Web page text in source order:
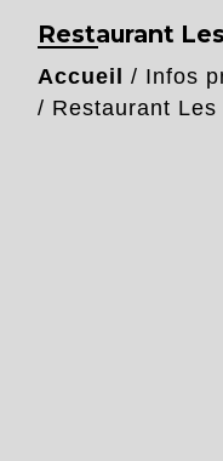
Restaurant
Accueil / Infos
/ Restaurant